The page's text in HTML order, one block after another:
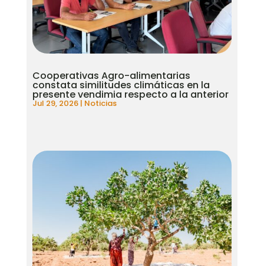
Cooperativas Agro-alimentarias
constata similitudes climáticas en la
presente vendimia respecto a la anterior
Jul 29, 2026| Noticias